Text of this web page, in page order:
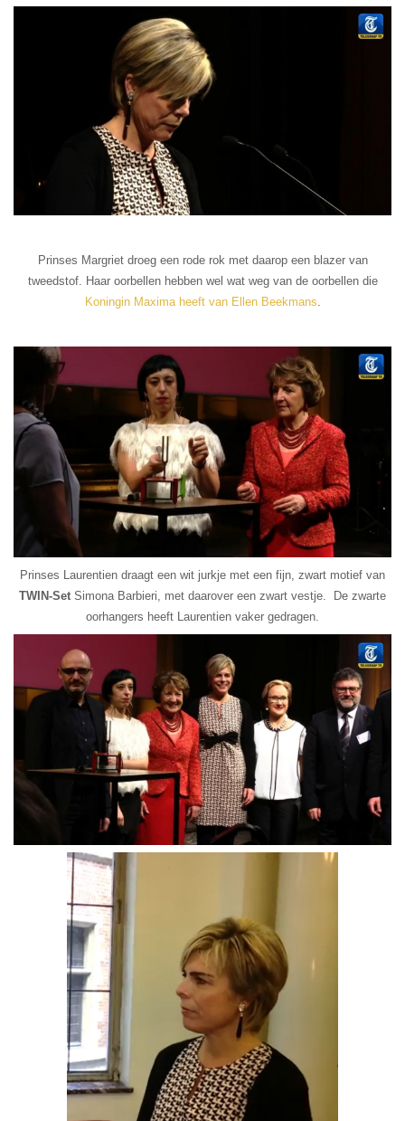
Prinses Margriet droeg een rode rok met daarop een blazer van
tweedstof. Haar oorbellen hebben wel wat weg van de oorbellen die
Koningin Maxima heeft van Ellen Beekmans
Prinses Laurentien draagt een wit jurkje met een fijn, zwart motief van
TWIN-Set Simona Barbieri, met daarover een zwart vestje. De zwarte
oorhangers heeft Laurentien vaker gedragen.